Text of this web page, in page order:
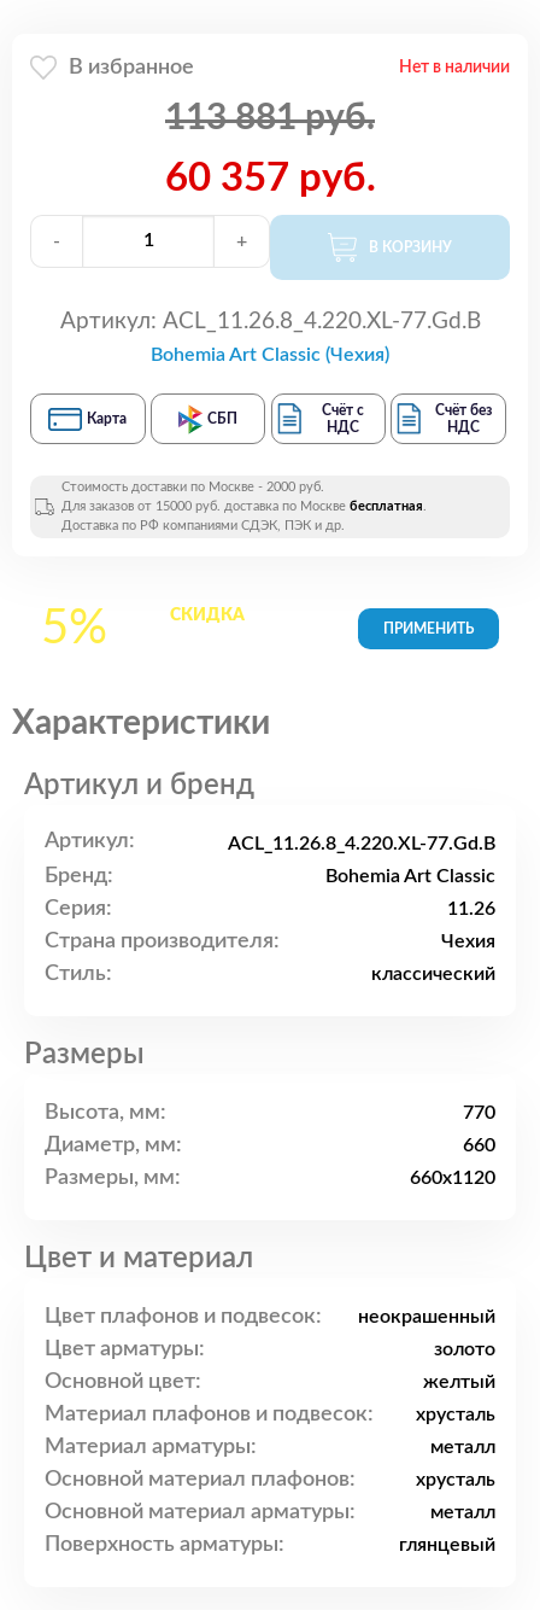
В избранное Нет в наличии
113 881 руб.
60 357 руб.
- + В КОРЗИНУ
Артикул: ACL_11.26.8_4.220.XL-77.Gd.B
Bohemia Art Classic (Чехия)
Карта СБП
Счёт с
НДС
Счёт без
НДС
Стоимость доставки по Москве - 2000 руб.
Для заказов от 15000 руб. доставка по Москве бесплатная.
Доставка по РФ компаниями СДЭК, ПЭК и др.
5% СКИДКАна все
Характеристики
Артикул и бренд
Артикул: ACL_11.26.8_4.220.XL-77.Gd.B
Бренд: Bohemia Art Classic
Серия: 11.26
Страна производителя: Чехия
Стиль: классический
Размеры
Высота, мм: 770
Диаметр, мм: 660
Размеры, мм: 660x1120
Цвет и материал
Цвет плафонов и подвесок: неокрашенный
Цвет арматуры: золото
Основной цвет: желтый
Материал плафонов и подвесок: хрусталь
Материал арматуры: металл
Основной материал плафонов: хрусталь
Основной материал арматуры: металл
Поверхность арматуры: глянцевый